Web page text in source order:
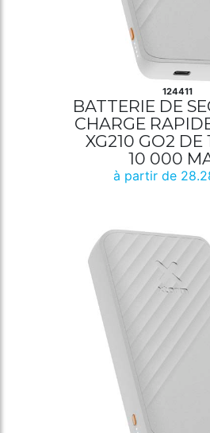
124411
BATTERIE DE
CHARGE
XG210 GO2 DE
10 000
à partir de